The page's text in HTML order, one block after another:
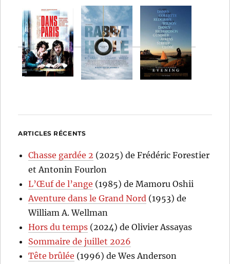
ARTICLES RÉCENTS
Chasse gardée 2 (2025) de Frédéric Forestier
et Antonin Fourlon
L’Œuf de l’ange (1985) de Mamoru Oshii
Aventure dans le Grand Nord (1953) de
William A. Wellman
Hors du temps (2024) de Olivier Assayas
Sommaire de juillet 2026
Tête brûlée (1996) de Wes Anderson